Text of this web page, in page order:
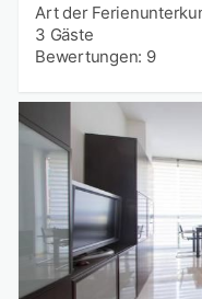
Art der
3 Gäste
Bewertungen: 9